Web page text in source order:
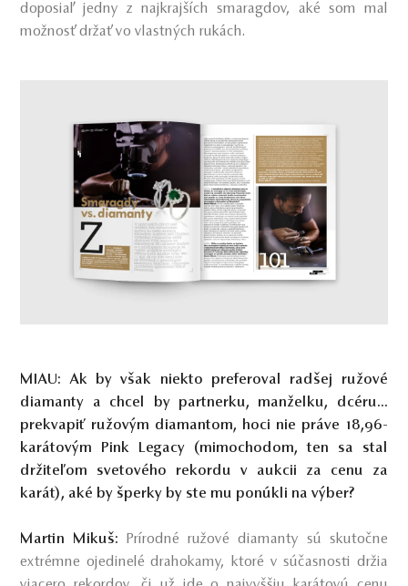
doposiaľ jedny z najkrajších smaragdov, aké som mal
možnosť držať vo vlastných rukách.
MIAU: Ak by však niekto preferoval radšej ružové
diamanty a chcel by partnerku, manželku, dcéru...
prekvapiť ružovým diamantom, hoci nie práve 18,96-
karátovým Pink Legacy (mimochodom, ten sa stal
držiteľom svetového rekordu v aukcii za cenu za
karát), aké by šperky by ste mu ponúkli na výber?
Martin Mikuš: Prírodné ružové diamanty sú skutočne
extrémne ojedinelé drahokamy, ktoré v súčasnosti držia